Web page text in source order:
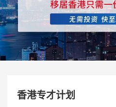
香港专才计划